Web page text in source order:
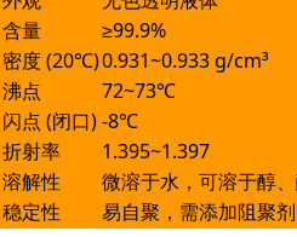
含量
≥99.9%
密度 (20℃)0.931~0.933 g/cm³
沸点
72~73℃
闪点 (闭口)-8℃
折射率
1.395~1.397
溶解性
微溶于水，可溶于醇
稳定性
易自聚，需添加阻聚